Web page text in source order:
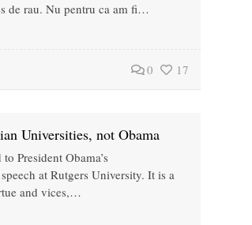
de rau. Nu pentru ca am fi…
0 17
Universities, not Obama
President Obama’s
at Rutgers University. It is a
and vices,…